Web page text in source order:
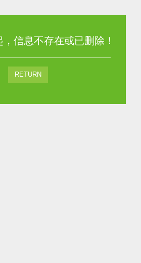
，信息不存在或已删除！
RETURN